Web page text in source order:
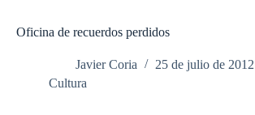
Oficina de recuerdos perdidos
Javier Coria
25 de julio de 2012
Cultura